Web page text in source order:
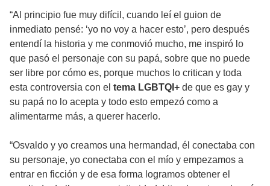
“Al principio fue muy difícil, cuando leí el guion de
inmediato pensé: ‘yo no voy a hacer esto’, pero después
entendí la historia y me conmovió mucho, me inspiró lo
que pasó el personaje con su papá, sobre que no puede
ser libre por cómo es, porque muchos lo critican y toda
esta controversia con el tema LGBTQI+ de que es gay y
su papá no lo acepta y todo esto empezó como a
alimentarme más, a querer hacerlo.
“Osvaldo y yo creamos una hermandad, él conectaba con
su personaje, yo conectaba con el mío y empezamos a
entrar en ficción y de esa forma logramos obtener el